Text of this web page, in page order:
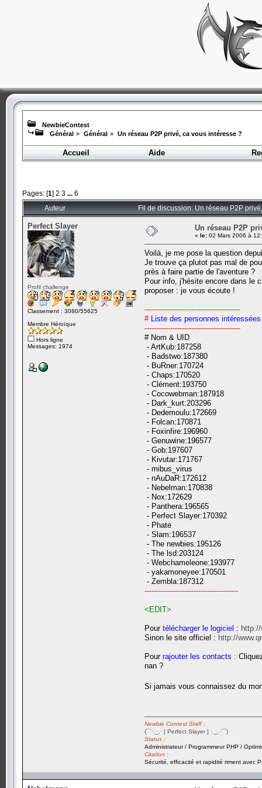
NewbieContest
Général » Général » Un réseau P2P privé, ca vous intéresse ?
Accueil Aide
Pages: [1] 2 3 ... 6
Auteur
Fil de discussion: Un réseau P2P
Perfect Slayer
Profil challenge
Classement : 3080/55625
Membre Héroïque
Hors ligne
Messages: 1974
Un réseau P2P
« le: 02 Mars 2006 à
Voilà, je me pose la question
Je trouve ça plutot pas mal de
près à faire partie de l'aventure ?
Pour info, j'hésite encore dans le
proposer : je vous écoute !
-----------------------------------------
#
Liste des personnes intéressées
-----------------------------------------
# Nom & UID
- ArtKub:187258
- Badstwo:187380
- BuRner:170724
- Chaps:170520
- Clément:193750
- Cocowebman:187918
- Dark_kurt:203296
- Dedemoulu:172669
- Folcan:170871
- Foxinfire:196960
- Genuwine:196577
- Gob:197607
- Kivutar:171767
- mibus_virus
- nAuDaR:172612
- Nebelman:170838
- Nox:172629
- Panthera:196565
- Perfect Slayer:170392
- Phate
- Slam:196537
- The newbies:195126
- The lsd:203124
- Webchameleone:193977
- yakamoneyee:170501
- Zembla:187312
----------------------------------------
<EDIT>
Pour télécharger le logiciel :
Sinon le site officiel : http://
Pour rajouter les contacts :
nan ?
Si jamais vous connaissez du
Newbie Contest Staff :
(¯`·._.· [ Perfect Slayer ] ·._.·´¯)
Status :
Administrateur / Programmeur PHP /
Citation :
Sécurité, efficacité et rapidité riment avec